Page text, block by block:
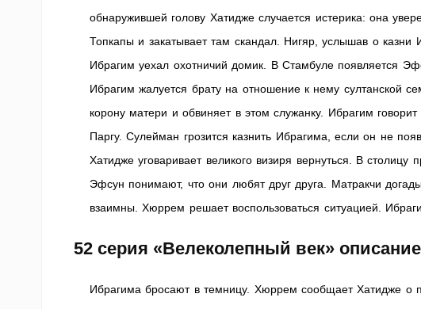
обнаружившей голову Хатидже случается истерика: она
Топкапы и закатывает там скандал. Нигяр, услышав о казни
Ибрагим уехал охотничий домик. В Стамбуле появляется
Ибрагим жалуется брату на отношение к нему султанской
корону матери и обвиняет в этом служанку. Ибрагим
Паргу. Сулейман грозится казнить Ибрагима, если он не
Хатидже уговаривает великого визиря вернуться. В
Эфсун понимают, что они любят друг друга. Матракчи
взаимны. Хюррем решает воспользоваться ситуацией.
52 серия «Велеколепный век» описание
Ибрагима бросают в темницу. Хюррем сообщает Хатидже